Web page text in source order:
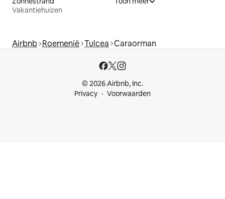
Vakantiehuizen
Airbnb Roemenië Tulcea Caraorman
© 2026 Airbnb, Inc.
Privacy
Voorwaarden